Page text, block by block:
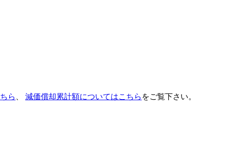
ら 減価償却累計額についてはこちら をご覧下さい。